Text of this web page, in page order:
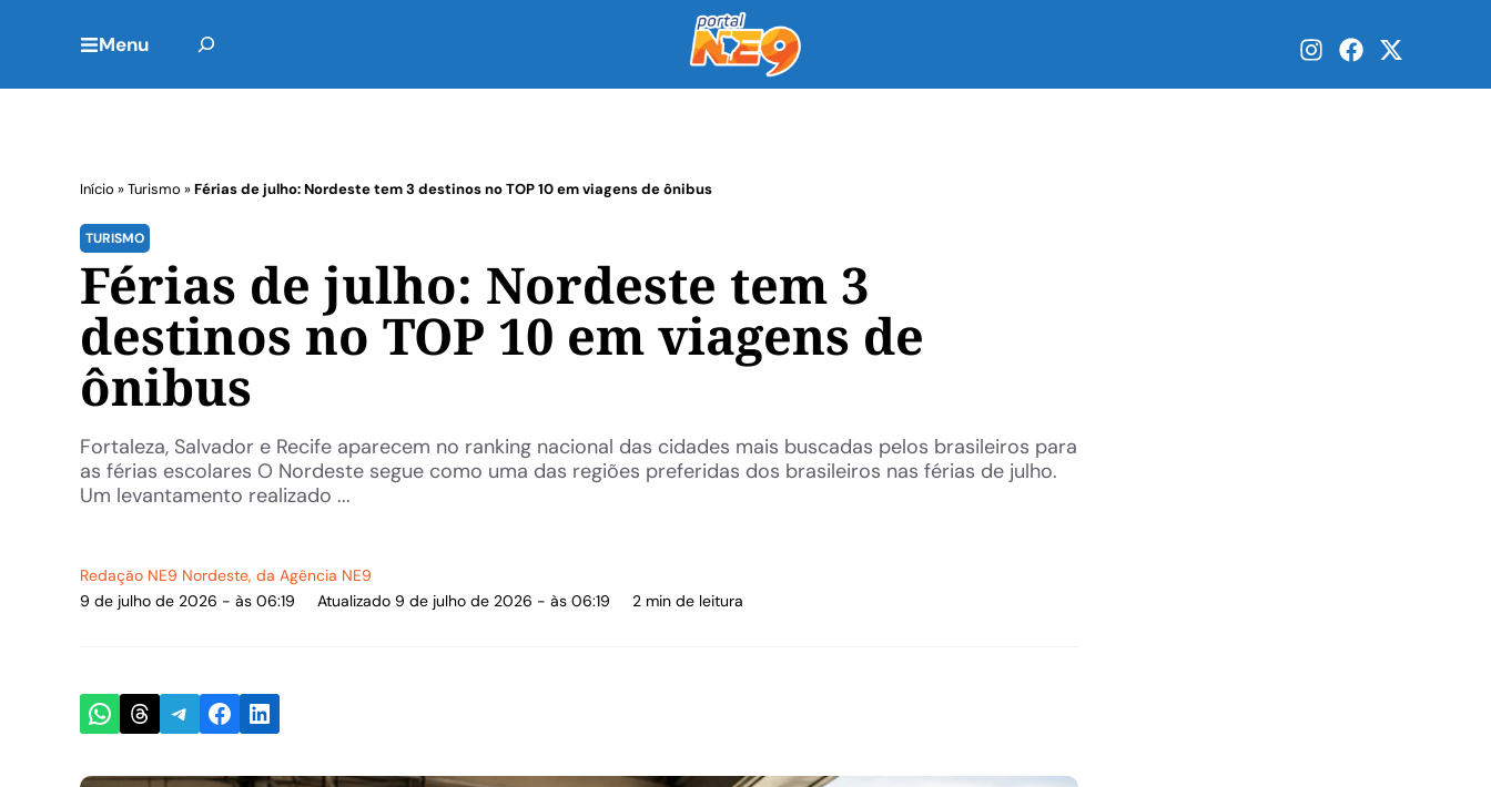
Menu
Início »Turismo »Férias de julho: Nordeste tem 3 destinos no TOP 10 em viagens de ônibus
TURISMO
Férias de julho: Nordeste tem 3
destinos no TOP 10 em viagens de
ônibus
Fortaleza, Salvador e Recife aparecem no ranking nacional das cidades mais buscadas pelos brasileiros para
as férias escolares O Nordeste segue como uma das regiões preferidas dos brasileiros nas férias de julho.
Um levantamento realizado ...
Redação NE9 Nordeste, da Agência NE9
9 de julho de 2026 - às 06:19
Atualizado 9 de julho de 2026 - às 06:19 2 min de leitura
Share on WhatsApp
Share on Threads
Share on Telegram
Share on Facebook
Share on LinkedIn